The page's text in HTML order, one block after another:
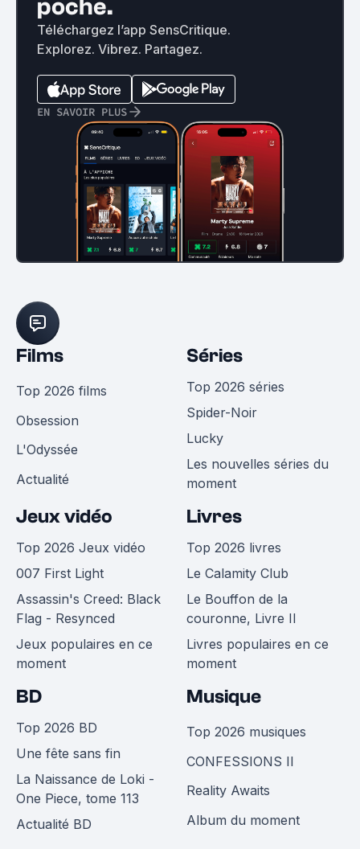
poche.
Téléchargez l’app SensCritique.
Explorez. Vibrez. Partagez.
EN SAVOIR PLUS
Films
Top 2026 films
Obsession
L'Odyssée
Actualité
Séries
Top 2026 séries
Spider-Noir
Lucky
Les nouvelles séries du
moment
Jeux vidéo
Top 2026 Jeux vidéo
007 First Light
Assassin's Creed: Black
Flag - Resynced
Jeux populaires en ce
moment
Livres
Top 2026 livres
Le Calamity Club
Le Bouffon de la
couronne, Livre II
Livres populaires en ce
moment
BD
Top 2026 BD
Une fête sans fin
La Naissance de Loki -
One Piece, tome 113
Actualité BD
Musique
Top 2026 musiques
CONFESSIONS II
Reality Awaits
Album du moment